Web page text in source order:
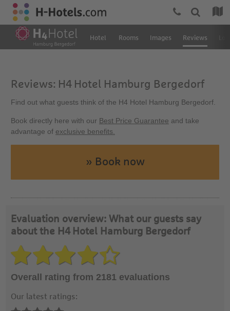
Hotel Rooms Images Reviews
Reviews: H4 Hotel Hamburg Bergedorf
Find out what guests think of the H4 Hotel Hamburg Bergedorf.
Book directly here with our Best Price Guarantee and take
advantage of exclusive benefits.
» Book now
Evaluation overview: What our guests say
about the H4 Hotel Hamburg Bergedorf
Overall rating from 2181 evaluations
Our latest ratings: